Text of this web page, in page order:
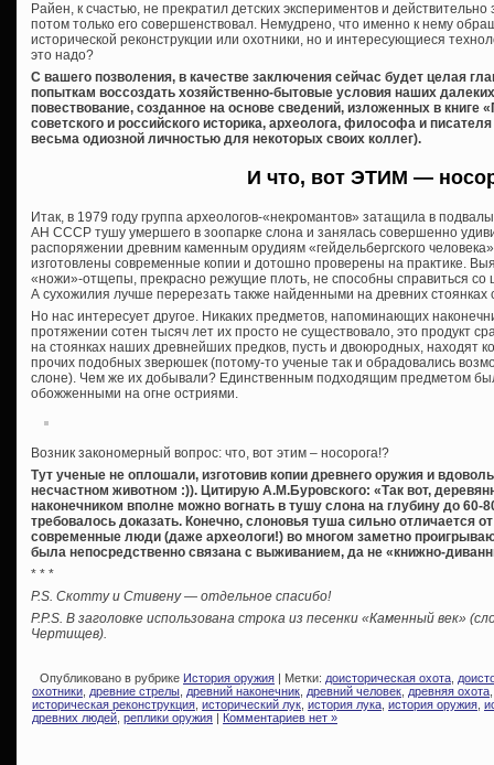
Райен, к счастью, не прекратил детских экспериментов и действительно
потом только его совершенствовал. Немудрено, что именно к нему
исторической реконструкции или охотники, но и интересующиеся
это надо?
С вашего позволения, в качестве заключения сейчас будет целая
попыткам воссоздать хозяйственно-бытовые условия наших
повествование, созданное на основе сведений, изложенных в книге
советского и российского историка, археолога, философа и
весьма одиозной личностью для некоторых своих коллег).
И что, вот ЭТИМ —
Итак, в 1979 году группа археологов-«некромантов» затащила в
АН СССР тушу умершего в зоопарке слона и занялась совершенно
распоряжении древним каменным орудиям «гейдельбергского
изготовлены современные копии и дотошно проверены на практике.
«ножи»-отщепы, прекрасно режущие плоть, не способны справиться
А сухожилия лучше перерезать также найденными на древних
Но нас интересует другое. Никаких предметов, напоминающих
протяжении сотен тысяч лет их просто не существовало, это продукт
на стоянках наших древнейших предков, пусть и двоюродных, находят
прочих подобных зверюшек (потому-то ученые так и обрадовались
слоне). Чем же их добывали? Единственным подходящим предметом
обожженными на огне остриями.
Возник закономерный вопрос: что, вот этим – носорога!?
Тут ученые не оплошали, изготовив копии древнего оружия и
несчастном животном :)). Цитирую А.М.Буровского: «Так вот,
наконечником вполне можно вогнать в тушу слона на глубину до
требовалось доказать. Конечно, слоновья туша сильно отличается
современные люди (даже археологи!) во многом заметно
была непосредственно связана с выживанием, да не «книжно-
* * *
P.S. Скотту и Стивену — отдельное спасибо!
P.P.S. В заголовке использована строка из песенки «Каменный век»
Чертищев).
Опубликовано в рубрике История оружия | Метки: доисторическая охота
охотники древние стрелы древний наконечник древний человек древняя охота
историческая реконструкция исторический лук история лука история оружия
древних людей реплики оружия | Комментариев нет »